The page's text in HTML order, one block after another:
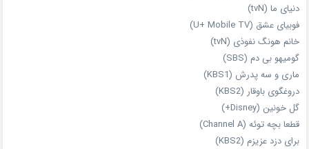
دنیای ما (tvN)
فوبیای عشق (U+ Mobile TV)
خانم هونگ نفوذی (tvN)
گومیهو بی دم (SBS)
ماری و سه پدرش (KBS1)
دروغگوی باوقار (KBS2)
گل خونین (Disney+)
قطعا بچه توئه (Channel A)
برای دزد عزیزم (KBS2)